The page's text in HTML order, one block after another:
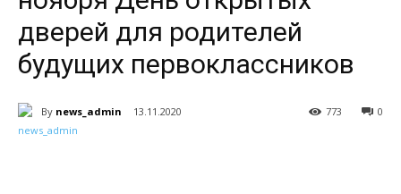
дверей для родителей
будущих первоклассников
By news_admin 13.11.2020 0
773